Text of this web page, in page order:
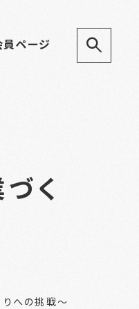
ページ
く
への挑戦～